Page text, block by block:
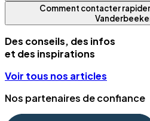
Comment contacter
Des conseils, des infos
et des inspirations
Voir tous nos articles
Nos partenaires de confiance